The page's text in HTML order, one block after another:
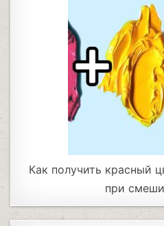
Как получить красный
при